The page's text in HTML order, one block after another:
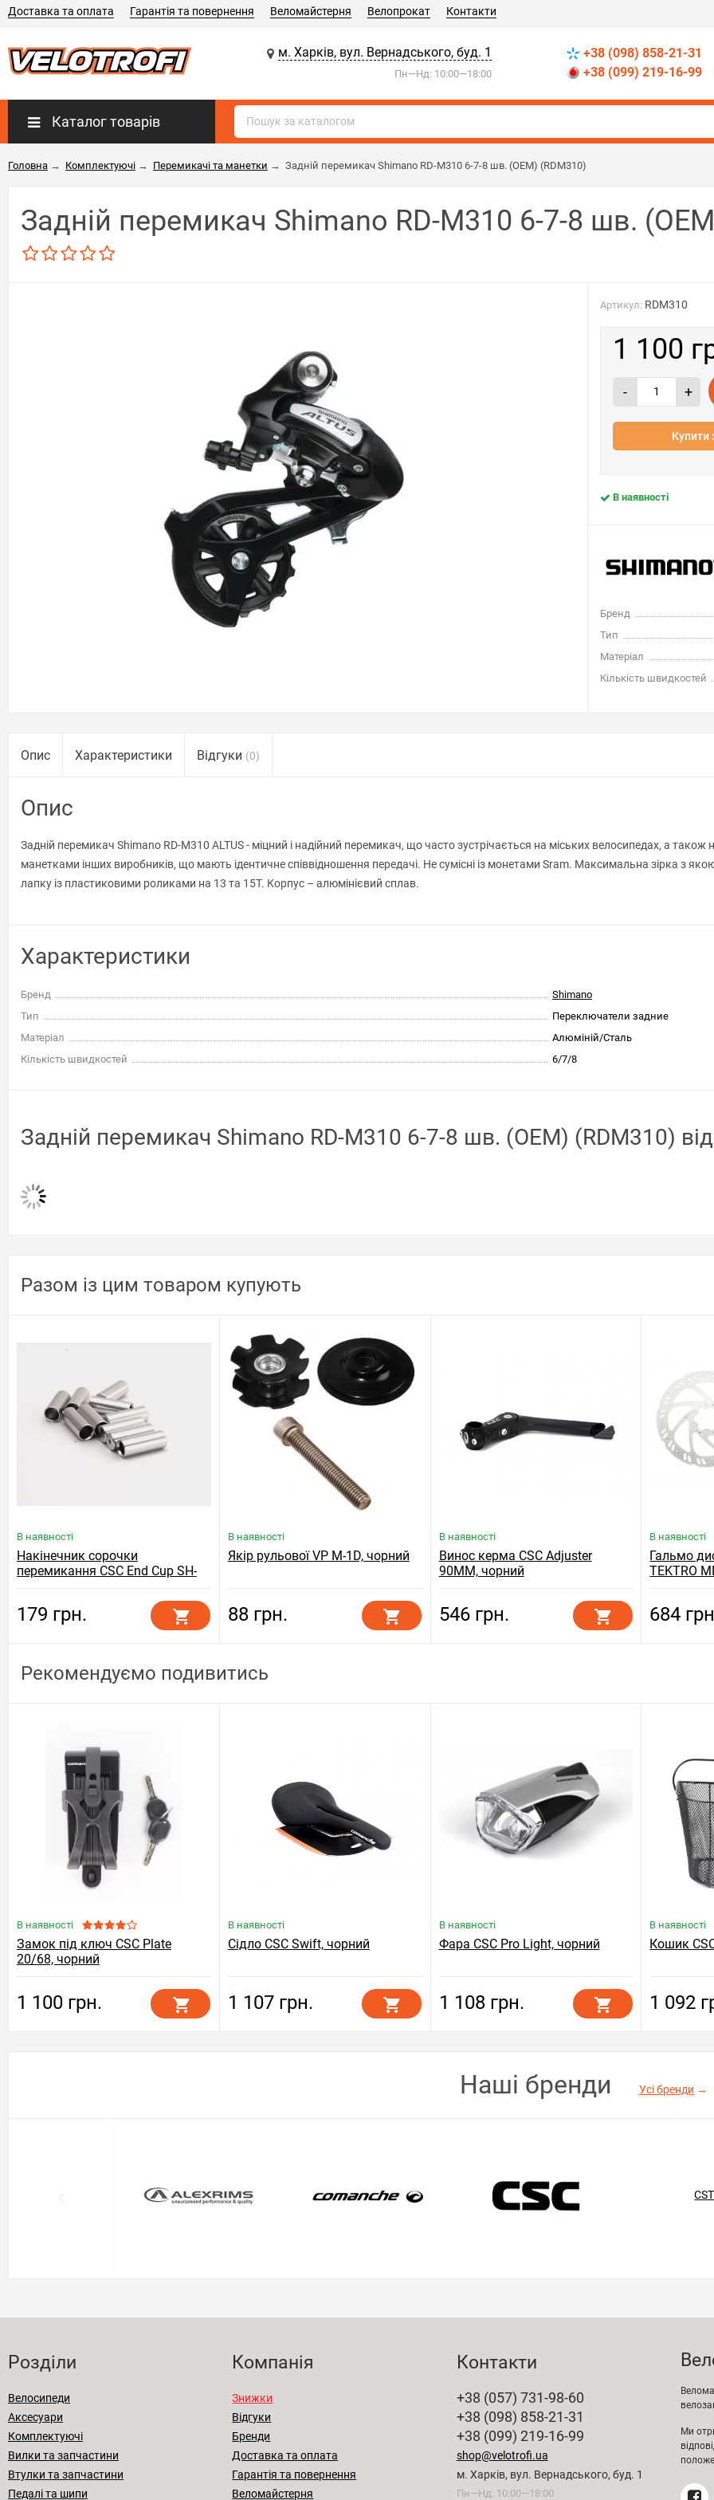
Доставка та оплата Гарантія та повернення Веломайстерня Велопрокат Контакти
м. Харків, вул. Вернадського, буд. 1
Пн—Нд: 10:00—18:00
+38 (098) 858-21-31
+38 (099) 219-16-99
Каталог товарів
Головна → Комплектуючі → Перемикачі та манетки → Задній перемикач Shimano RD-M310 6-7-8 шв. (OEM) (RDM310)
Задній перемикач Shimano RD-M310 6-7-8 шв.
Артикул: RDM310
1 100
- +
Купити
В наявності
Бренд
Тип
Матеріал
Кількість швидкостей
Опис Характеристики Відгуки (0)
Опис
Задній перемикач Shimano RD-M310 ALTUS - міцний і надійний перемикач, що часто зустрічається на міських велосипедах, а
манетками інших виробників, що мають ідентичне співвідношення передачі. Не сумісні із монетами Sram. Максимальна зірка з
лапку із пластиковими роликами на 13 та 15Т. Корпус – алюмінієвий сплав.
Характеристики
Бренд
Shimano
Тип
Переключатели задние
Матеріал
Алюміній/Сталь
Кількість швидкостей
6/7/8
Задній перемикач Shimano RD-M310 6-7-8 шв. (OEM) (RDM310)
Разом із цим товаром купують
В наявності
Накінечник сорочки
перемикання CSC End Cup SH-
179 грн.
В наявності
Якір рульової VP M-1D, чорний
88 грн.
В наявності
Винос керма CSC Adjuster
90MM, чорний
546 грн.
В наявності
Гальмо
TEKTRO
684
Рекомендуємо подивитись
В наявності
Замок під ключ CSC Plate
20/68, чорний
1 100 грн.
В наявності
Сідло CSC Swift, чорний
1 107 грн.
В наявності
Фара CSC Pro Light, чорний
1 108 грн.
В наявності
Кошик
1 092
Наші бренди Усі бренди →
CST
Розділи
Велосипеди
Аксесуари
Комплектуючі
Вилки та запчастини
Втулки та запчастини
Педалі та шипи
Компанія
Знижки
Відгуки
Бренди
Доставка та оплата
Гарантія та повернення
Веломайстерня
Контакти
+38 (057) 731-98-60
+38 (098) 858-21-31
+38 (099) 219-16-99
shop@velotrofi.ua
м. Харків, вул. Вернадського, буд. 1
Пн—Нд: 10:00—18:00
Ми